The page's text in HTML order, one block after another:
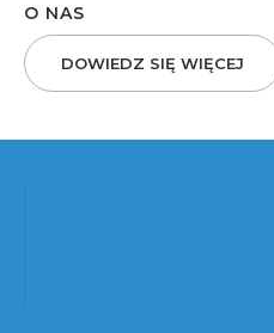
O NAS
DOWIEDZ SIĘ WIĘCEJ